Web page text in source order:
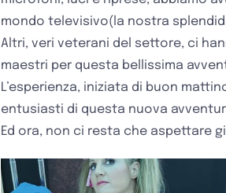
mondo televisivo(la nostra
Altri, veri veterani del settore, ci
maestri per questa bellissima
L’esperienza, iniziata di buon
entusiasti di questa nuova
Ed ora, non ci resta che aspettare